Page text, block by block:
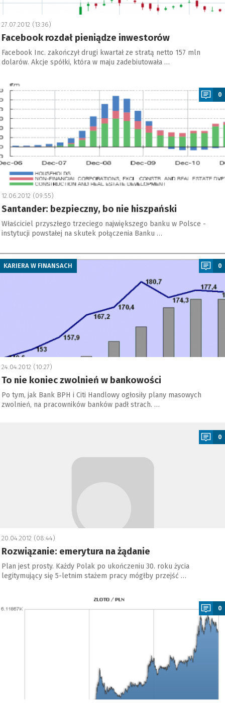
27.07.2012 (13:36)
Facebook rozdał pieniądze inwestorów
Facebook Inc. zakończył drugi kwartał ze stratą netto 157 mln
dolarów. Akcje spółki, która w maju zadebiutowała …
0
12.06.2012 (09:55)
Santander: bezpieczny, bo nie hiszpański
Właściciel przyszłego trzeciego największego banku w Polsce -
instytucji powstałej na skutek połączenia Banku …
KARIERA W FINANSACH 0
24.04.2012 (10:27)
To nie koniec zwolnień w bankowości
Po tym, jak Bank BPH i Citi Handlowy ogłosiły plany masowych
zwolnień, na pracowników banków padł strach. …
0
20.04.2012 (08:44)
Rozwiązanie: emerytura na żądanie
Plan jest prosty. Każdy Polak po ukończeniu 30. roku życia
legitymujący się 5-letnim stażem pracy mógłby przejść …
0